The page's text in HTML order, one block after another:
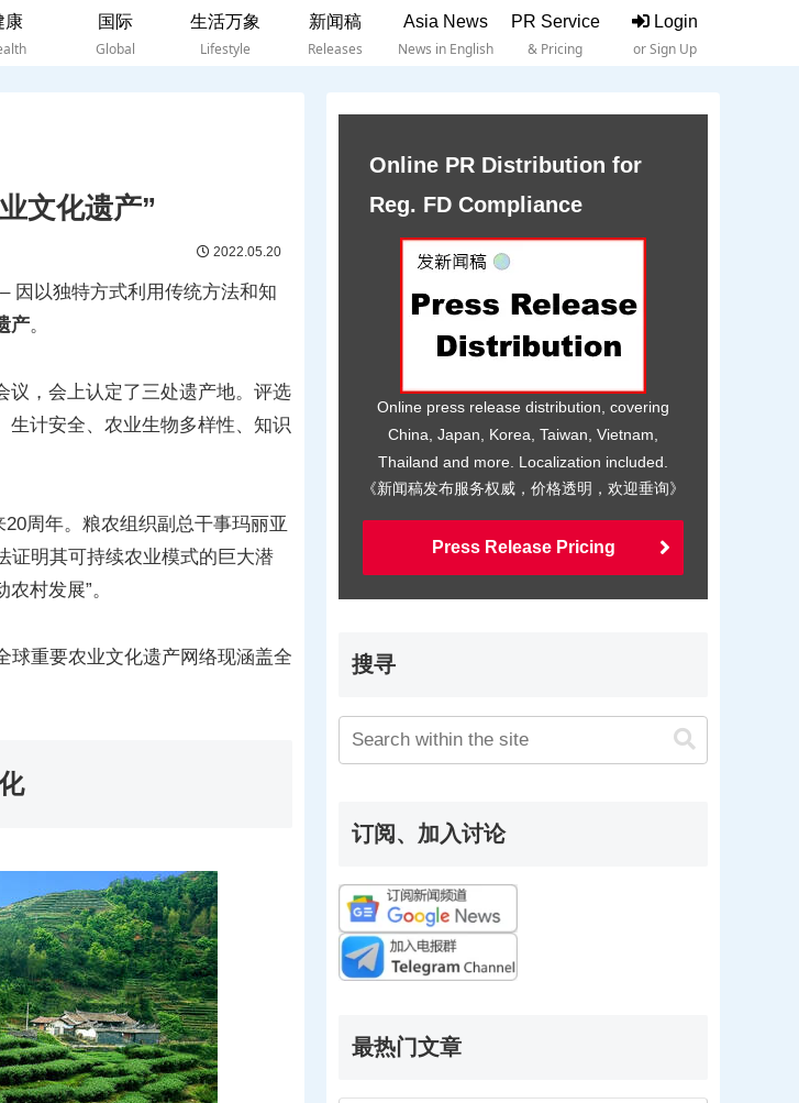
康
国际
Global
生活万象
Lifestyle
新闻稿
Releases
Asia News
News in English
PR Service
& Pricing
Login
or Sign Up
文化遗产”
2022.05.20
因以独特方式利用传统方法和知
产。
议，会上认定了三处遗产地。评选
计安全、农业生物多样性、知识
周年。粮农组织副总干事玛丽亚
证明其可持续农业模式的巨大潜
村发展”。
球重要农业文化遗产网络现涵盖全
Online PR Distribution for
Reg. FD Compliance
Online press release distribution, covering
China, Japan, Korea, Taiwan, Vietnam,
Thailand and more. Localization included.
《新闻稿发布服务权威，价格透明，欢迎垂询》
Press Release Pricing
搜寻
订阅、加入讨论
最热门文章